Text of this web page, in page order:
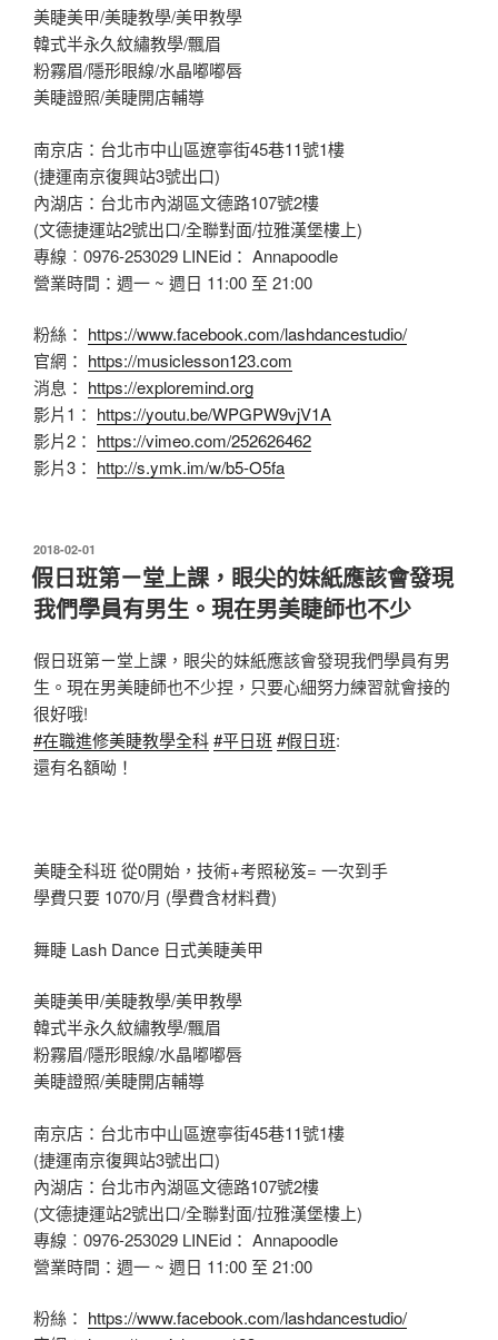
美睫美甲/美睫教學/美甲教學
韓式半永久紋繡教學/飄眉
粉霧眉/隱形眼線/水晶嘟嘟唇
美睫證照/美睫開店輔導
南京店：台北市中山區遼寧街45巷11號1樓
(捷運南京復興站3號出口)
內湖店：台北市內湖區文德路107號2樓
(文德捷運站2號出口/全聯對面/拉雅漢堡樓上)
專線︰0976-253029 LINEid： Annapoodle
營業時間：週一 ~ 週日 11:00 至 21:00
粉絲： https://www.facebook.com/lashdancestudio/
官網： https://musiclesson123.com
消息： https://exploremind.org
影片1： https://youtu.be/WPGPW9vjV1A
影片2： https://vimeo.com/252626462
影片3： http://s.ymk.im/w/b5-O5fa
發
佈
於
2018-02-01
假日班第ㄧ堂上課，眼尖的妹紙應該會發現
我們學員有男生。現在男美睫師也不少
假日班第ㄧ堂上課，眼尖的妹紙應該會發現我們學員有男
生。現在男美睫師也不少捏，只要心細努力練習就會接的
很好哦!
#在職進修美睫教學全科#平日班 #假日班:
還有名額呦！
美睫全科班 從0開始，技術+考照秘笈= 一次到手
學費只要 1070/月 (學費含材料費)
舞睫 Lash Dance 日式美睫美甲
美睫美甲/美睫教學/美甲教學
韓式半永久紋繡教學/飄眉
粉霧眉/隱形眼線/水晶嘟嘟唇
美睫證照/美睫開店輔導
南京店：台北市中山區遼寧街45巷11號1樓
(捷運南京復興站3號出口)
內湖店：台北市內湖區文德路107號2樓
(文德捷運站2號出口/全聯對面/拉雅漢堡樓上)
專線︰0976-253029 LINEid： Annapoodle
營業時間：週一 ~ 週日 11:00 至 21:00
粉絲： https://www.facebook.com/lashdancestudio/